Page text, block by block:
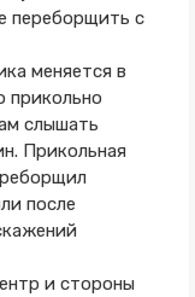
переборщить с
меняется в
прикольно
слышать
Прикольная
после
и стороны